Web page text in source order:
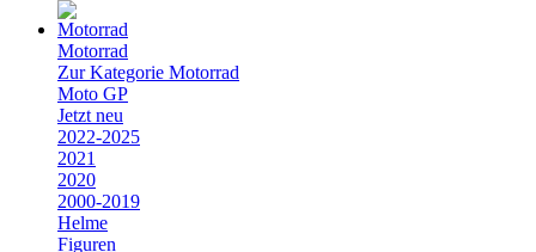
Motorrad
Zur Kategorie Motorrad
Moto GP
Jetzt neu
2022-2025
2021
2020
2000-2019
Helme
Figuren